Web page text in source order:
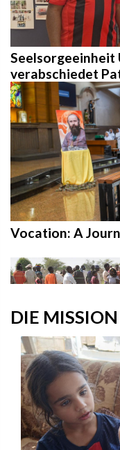
Seelsorgeeinheit
verabschiedet
Vocation: A
DIE